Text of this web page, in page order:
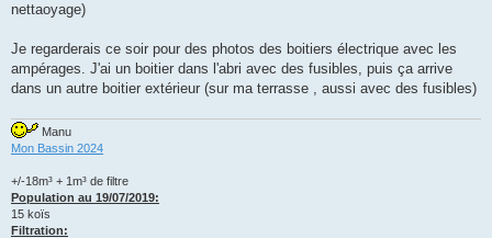
nettaoyage)
Je regarderais ce soir pour des photos des boitiers électrique avec les
ampérages. J'ai un boitier dans l'abri avec des fusibles, puis ça arrive
dans un autre boitier extérieur (sur ma terrasse , aussi avec des fusibles)
Manu
Mon Bassin 2024
+/-18m³ + 1m³ de filtre
Population au 19/07/2019:
15 koïs
Filtration: